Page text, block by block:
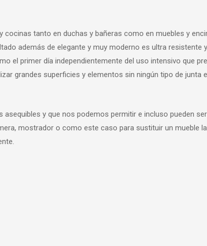
cocinas tanto en duchas y bañeras como en muebles y
además de elegante y muy moderno es ultra resistente
el primer día independientemente del uso intensivo que
grandes superficies y elementos sin ningún tipo de junta
y que nos podemos permitir e incluso pueden
mostrador o como este caso para sustituir un mueble